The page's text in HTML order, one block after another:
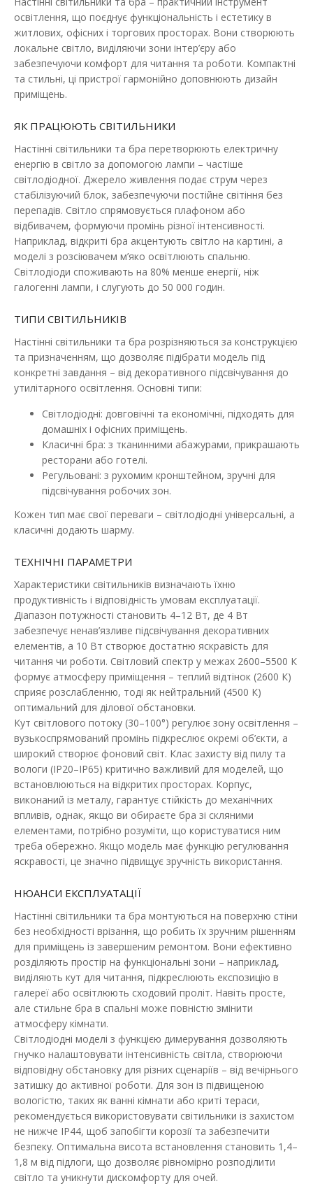
Світильник настінний Violux CROCUS-R 8W 4200K
560Lm IP20 білий
Наявність: В наявності
Настінний світильник CROCUS-R Violux призначений для
510.35 грн
ДО КОШИКА
В порівняння
В закладки
560Lm IP20 чорний
Наявність: В наявності
Настінний світильник CROCUS-R Violux призначений для
внутрішнього освітлення певн..
510.35 грн
ДО КОШИКА
В порівняння
В закладки
Світильник настінний Violux CROCUS-S 8W 4200K
560Lm IP20 білий
Наявність: В наявності
Настінний світильник CROCUS-S Violux призначений для
освітлення, що поєднує функціональність і естетику в
житлових, офісних і торгових просторах. Вони створюють
локальне світло, виділяючи зони інтер’єру або
забезпечуючи комфорт для читання та роботи. Компактні
та стильні, ці пристрої гармонійно доповнюють дизайн
приміщень.
ЯК ПРАЦЮЮТЬ СВІТИЛЬНИКИ
Настінні світильники та бра перетворюють електричну
енергію в світло за допомогою лампи – частіше
світлодіодної. Джерело живлення подає струм через
стабілізуючий блок, забезпечуючи постійне світіння без
перепадів. Світло спрямовується плафоном або
відбивачем, формуючи промінь різної інтенсивності.
Наприклад, відкриті бра акцентують світло на картині, а
моделі з розсіювачем м’яко освітлюють спальню.
Світлодіоди споживають на 80% менше енергії, ніж
галогенні лампи, і слугують до 50 000 годин.
ТИПИ СВІТИЛЬНИКІВ
Настінні світильники та бра розрізняються за конструкцією
та призначенням, що дозволяє підібрати модель під
конкретні завдання – від декоративного підсвічування до
утилітарного освітлення. Основні типи:
Світлодіодні: довговічні та економічні, підходять для
домашніх і офісних приміщень.
Класичні бра: з тканинними абажурами, прикрашають
ресторани або готелі.
Регульовані: з рухомим кронштейном, зручні для
підсвічування робочих зон.
Кожен тип має свої переваги – світлодіодні універсальні, а
класичні додають шарму.
ТЕХНІЧНІ ПАРАМЕТРИ
Характеристики світильників визначають їхню
продуктивність і відповідність умовам експлуатації.
Діапазон потужності становить 4–12 Вт, де 4 Вт
забезпечує ненав’язливе підсвічування декоративних
елементів, а 10 Вт створює достатню яскравість для
читання чи роботи. Світловий спектр у межах 2600–5500 К
формує атмосферу приміщення – теплий відтінок (2600 К)
сприяє розслабленню, тоді як нейтральний (4500 К)
оптимальний для ділової обстановки.
Кут світлового потоку (30–100°) регулює зону освітлення –
вузькоспрямований промінь підкреслює окремі об’єкти, а
широкий створює фоновий світ. Клас захисту від пилу та
вологи (IP20–IP65) критично важливий для моделей, що
встановлюються на відкритих просторах. Корпус,
виконаний із металу, гарантує стійкість до механічних
впливів, однак, якщо ви обираєте бра зі скляними
елементами, потрібно розуміти, що користуватися ним
треба обережно. Якщо модель має функцію регулювання
яскравості, це значно підвищує зручність використання.
НЮАНСИ ЕКСПЛУАТАЦІЇ
Настінні світильники та бра монтуються на поверхню стіни
без необхідності врізання, що робить їх зручним рішенням
для приміщень із завершеним ремонтом. Вони ефективно
розділяють простір на функціональні зони – наприклад,
виділяють кут для читання, підкреслюють експозицію в
галереї або освітлюють сходовий проліт. Навіть просте,
але стильне бра в спальні може повністю змінити
атмосферу кімнати.
Світлодіодні моделі з функцією димерування дозволяють
гнучко налаштовувати інтенсивність світла, створюючи
відповідну обстановку для різних сценаріїв – від вечірнього
затишку до активної роботи. Для зон із підвищеною
вологістю, таких як ванні кімнати або криті тераси,
рекомендується використовувати світильники із захистом
не нижче IP44, щоб запобігти корозії та забезпечити
безпеку. Оптимальна висота встановлення становить 1,4–
1,8 м від підлоги, що дозволяє рівномірно розподілити
світло та уникнути дискомфорту для очей.